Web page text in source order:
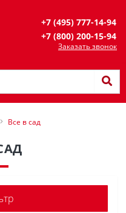
+7 (495) 777-14-94
+7 (800) 200-15-94
Заказать звонок
Все в сад